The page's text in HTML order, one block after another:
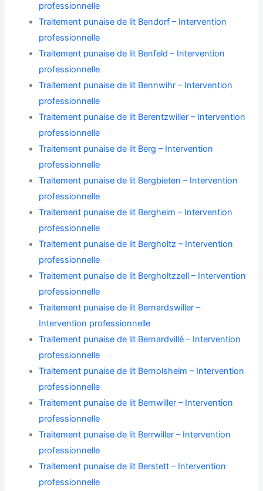
professionnelle
Traitement punaise de lit Bendorf – Intervention
professionnelle
Traitement punaise de lit Benfeld – Intervention
professionnelle
Traitement punaise de lit Bennwihr – Intervention
professionnelle
Traitement punaise de lit Berentzwiller – Intervention
professionnelle
Traitement punaise de lit Berg – Intervention
professionnelle
Traitement punaise de lit Bergbieten – Intervention
professionnelle
Traitement punaise de lit Bergheim – Intervention
professionnelle
Traitement punaise de lit Bergholtz – Intervention
professionnelle
Traitement punaise de lit Bergholtzzell – Intervention
professionnelle
Traitement punaise de lit Bernardswiller –
Intervention professionnelle
Traitement punaise de lit Bernardvillé – Intervention
professionnelle
Traitement punaise de lit Bernolsheim – Intervention
professionnelle
Traitement punaise de lit Bernwiller – Intervention
professionnelle
Traitement punaise de lit Berrwiller – Intervention
professionnelle
Traitement punaise de lit Berstett – Intervention
professionnelle